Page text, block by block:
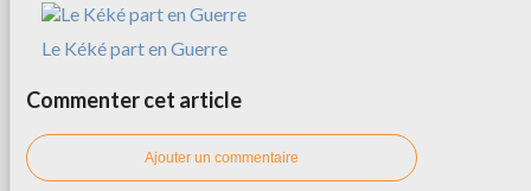
Le Kéké part en Guerre
Commenter cet article
Ajouter un commentaire